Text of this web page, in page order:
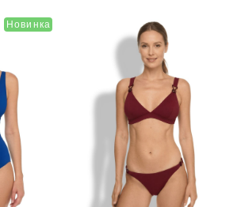
Новинка